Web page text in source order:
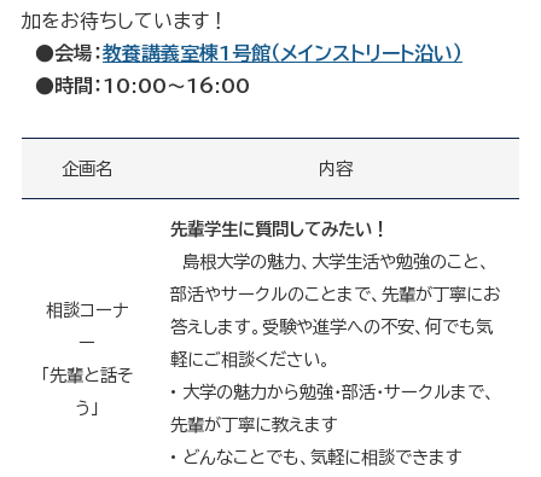
加をお待ちしています！
●会場：教養講義室棟1号館（メインストリート沿い）
●時間：10:00～16:00
企画名 内容
相談コーナ
ー
「先輩と話そ
う」
先輩学生に質問してみたい！
島根大学の魅力、大学生活や勉強のこと、
部活やサークルのことまで、先輩が丁寧にお
答えします。受験や進学への不安、何でも気
軽にご相談ください。
• 大学の魅力から勉強・部活・サークルまで、
先輩が丁寧に教えます
• どんなことでも、気軽に相談できます